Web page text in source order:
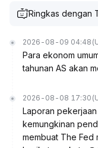
Ringkas dengan
2026-08-09 04:48
Para ekonom
tahunan AS akan
2026-08-08 17:30
Laporan
kemungkinan
membuat The Fed